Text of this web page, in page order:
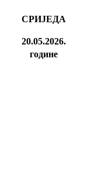
СРИЈЕДА
20.05.2026.
године